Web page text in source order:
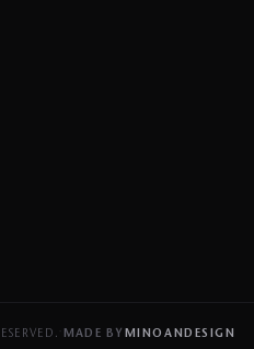
MADE BY MINOANDESIGN